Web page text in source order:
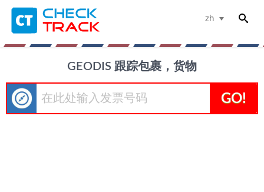
zh
GEODIS 跟踪包裹，货物
GO!